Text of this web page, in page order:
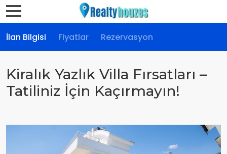
İlan Bilgisi Fiyatlar Rezervasyon
Kiralık Yazlık Villa Fırsatları –
Tatiliniz İçin Kaçırmayın!